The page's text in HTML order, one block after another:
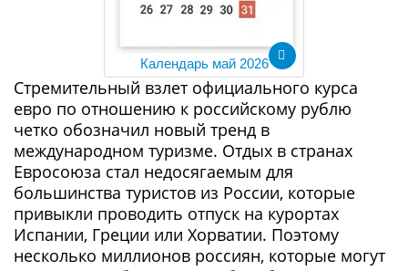
Календарь май 2026
Стремительный взлет официального курса
евро по отношению к российскому рублю
четко обозначил новый тренд в
международном туризме. Отдых в странах
Евросоюза стал недосягаемым для
большинства туристов из России, которые
привыкли проводить отпуск на курортах
Испании, Греции или Хорватии. Поэтому
несколько миллионов россиян, которые могут